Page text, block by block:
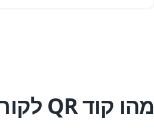
מהו קוד QR לקורס edX?